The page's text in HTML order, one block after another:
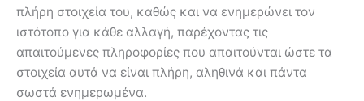
πλήρη στοιχεία του, καθώς και να ενημερώνει τον
ιστότοπο για κάθε αλλαγή, παρέχοντας τις
απαιτούμενες πληροφορίες που απαιτούνται ώστε τα
στοιχεία αυτά να είναι πλήρη, αληθινά και πάντα
σωστά ενημερωμένα.